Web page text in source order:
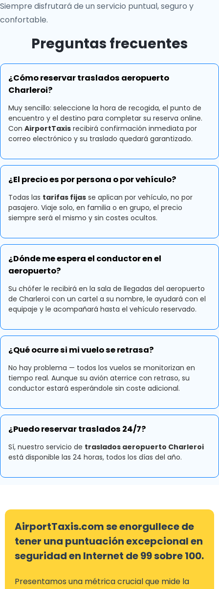
Siempre disfrutará de un servicio puntual, seguro y
confortable.
Preguntas frecuentes
¿Cómo reservar traslados aeropuerto
Charleroi?
Muy sencillo: seleccione la hora de recogida, el punto de
encuentro y el destino para completar su reserva online.
Con AirportTaxis recibirá confirmación inmediata por
correo electrónico y su traslado quedará garantizado.
¿El precio es por persona o por vehículo?
Todas las tarifas fijas se aplican por vehículo, no por
pasajero. Viaje solo, en familia o en grupo, el precio
siempre será el mismo y sin costes ocultos.
¿Dónde me espera el conductor en el
aeropuerto?
Su chófer le recibirá en la sala de llegadas del aeropuerto
de Charleroi con un cartel a su nombre, le ayudará con el
equipaje y le acompañará hasta el vehículo reservado.
¿Qué ocurre si mi vuelo se retrasa?
No hay problema — todos los vuelos se monitorizan en
tiempo real. Aunque su avión aterrice con retraso, su
conductor estará esperándole sin coste adicional.
¿Puedo reservar traslados 24/7?
Sí, nuestro servicio de traslados aeropuerto Charleroi
está disponible las 24 horas, todos los días del año.
AirportTaxis.com se enorgullece de
tener una puntuación excepcional en
seguridad en Internet de 99 sobre 100.
Presentamos una métrica crucial que mide la